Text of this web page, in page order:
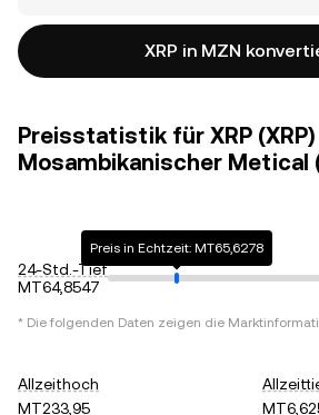
XRP in MZN
Preisstatistik für XRP (XRP)
Mosambikanischer Metical
24-Std.-Tief
MT64,8547
Preis in Echtzeit: MT65,6278
* Die folgenden Daten zeigen die
Allzeithoch
MT233,95